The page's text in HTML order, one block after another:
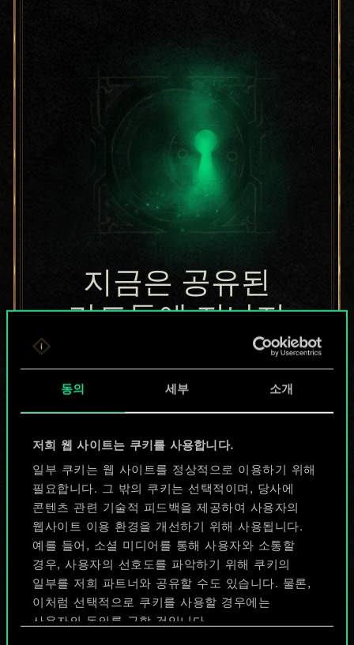
동의 세부 소개
저희 웹 사이트는 쿠키를 사용합니다.
일부 쿠키는 웹 사이트를 정상적으로 이용하기 위해
필요합니다. 그 밖의 쿠키는 선택적이며, 당사에
콘텐츠 관련 기술적 피드백을 제공하여 사용자의
웹사이트 이용 환경을 개선하기 위해 사용됩니다.
예를 들어, 소셜 미디어를 통해 사용자와 소통할
경우, 사용자의 선호도를 파악하기 위해 쿠키의
일부를 저희 파트너와 공유할 수도 있습니다. 물론,
이처럼 선택적으로 쿠키를 사용할 경우에는
사용자의 동의를 구할 것입니다.
지금은 공유된
카드들에 지나지
무궁무진한
가능성을 가지고
있습니다!
덱 이름 짓기 & 가이드 작성하기
덱 편집
또는